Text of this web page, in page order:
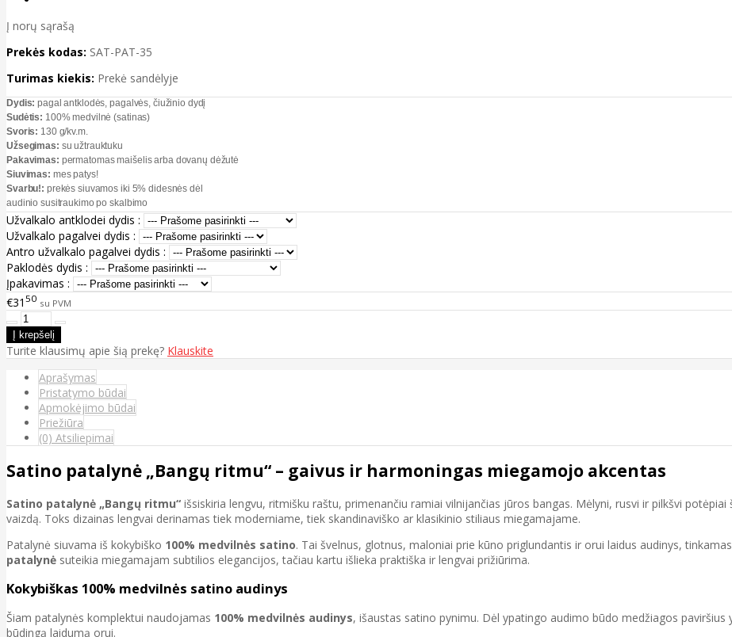
Į norų sąrašą
Prekės kodas: SAT-PAT-35
Turimas kiekis: Prekė sandėlyje
Dydis:pagal antklodės, pagalvės, čiužinio dydį
Sudėtis: 100% medvilnė (satinas)
Svoris: 130 g/kv.m.
Užsegimas: su užtrauktuku
Pakavimas: permatomas maišelis arba dovanų dėžutė
Siuvimas: mes patys!
Svarbu!: prekės siuvamos iki 5% didesnės dėl
audinio susitraukimo po skalbimo
Užvalkalo antklodei dydis :
Užvalkalo pagalvei dydis :
Antro užvalkalo pagalvei dydis :
Paklodės dydis :
Įpakavimas :
€31 50 su PVM
Turite klausimų apie šią prekę? Klauskite
Aprašymas
Pristatymo būdai
Apmokėjimo būdai
Priežiūra
(0) Atsiliepimai
Satino patalynė „Bangų ritmu“ – gaivus ir harmoningas miegamojo akcentas
Satino patalynė „Bangų ritmu“ išsiskiria lengvu, ritmišku raštu, primenančiu ramiai vilnijančias jūros bangas. Mėlyni, rusvi ir pilkšvi
vaizdą. Toks dizainas lengvai derinamas tiek moderniame, tiek skandinaviško ar klasikinio stiliaus miegamajame.
Patalynė siuvama iš kokybiško 100% medvilnės satino. Tai švelnus, glotnus, maloniai prie kūno priglundantis ir orui laidus audinys,
patalynė suteikia miegamajam subtilios elegancijos, tačiau kartu išlieka praktiška ir lengvai prižiūrima.
Kokybiškas 100% medvilnės satino audinys
Šiam patalynės komplektui naudojamas 100% medvilnės audinys, išaustas satino pynimu. Dėl ypatingo audimo būdo medžiagos
būdingą laidumą orui.